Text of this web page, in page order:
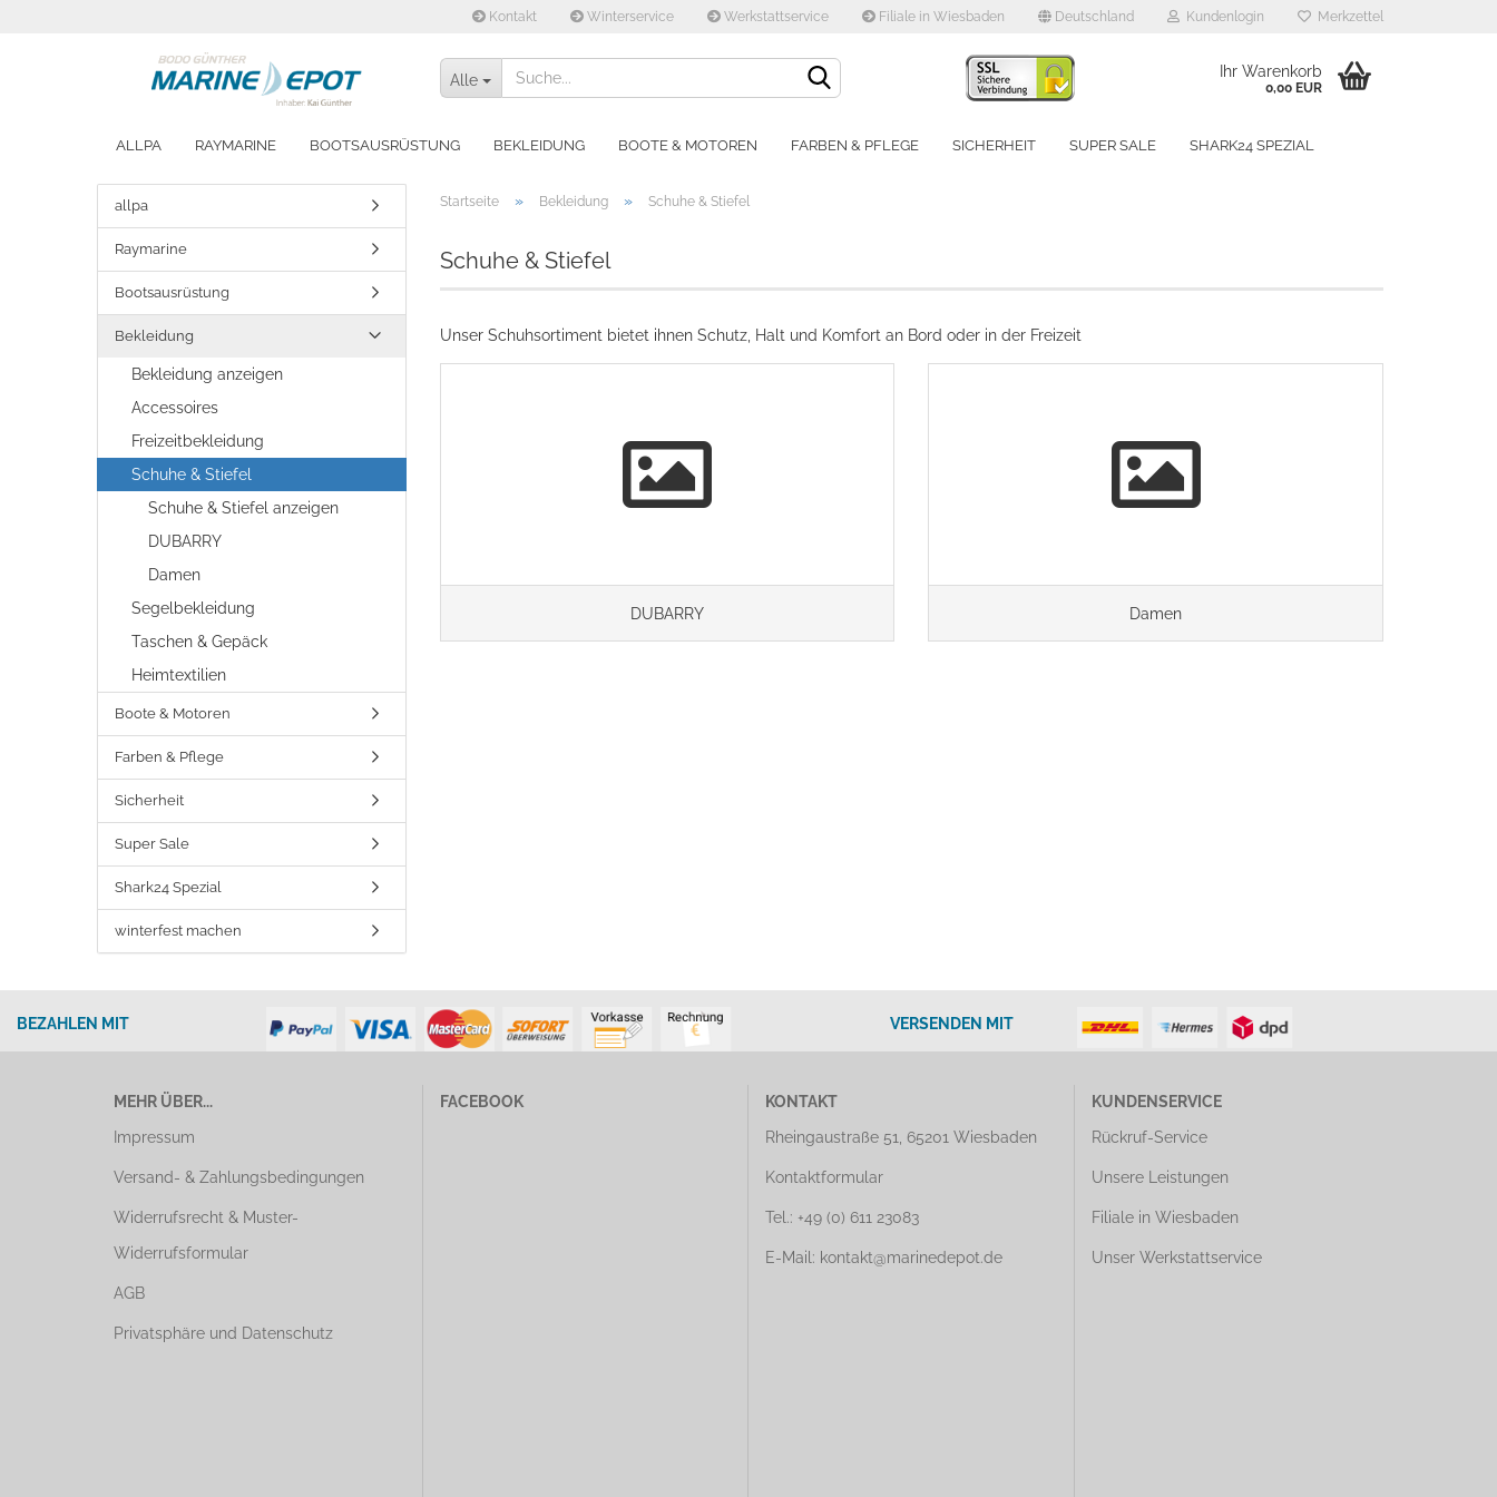
Kontakt Winterservice Werkstattservice Filiale in Wiesbaden Deutschland
Lieferland
Kundenlogin
Konto erstellen
Passwort vergessen?
Merkzettel
Alle Ihr Warenkorb
0,00 EUR
ALLPA RAYMARINE BOOTSAUSRÜSTUNG BEKLEIDUNG BOOTE & MOTOREN FARBEN & PFLEGE SICHERHEIT SUPER SALE SHARK24 SPEZIAL
WINTERFEST MACHEN
Startseite » Bekleidung » Schuhe & Stiefel
Schuhe & Stiefel
Unser Schuhsortiment bietet ihnen Schutz, Halt und Komfort an Bord oder in der Freizeit
DUBARRY Damen
allpa
Raymarine
Bootsausrüstung
Bekleidung
Bekleidung anzeigen
Accessoires
Freizeitbekleidung
Schuhe & Stiefel
Schuhe & Stiefel anzeigen
DUBARRY
Damen
Segelbekleidung
Taschen & Gepäck
Heimtextilien
Boote & Motoren
Farben & Pflege
Sicherheit
Super Sale
Shark24 Spezial
winterfest machen
BEZAHLEN MIT VERSENDEN MIT
MEHR ÜBER...
Impressum
Versand- & Zahlungsbedingungen
Widerrufsrecht & Muster-
Widerrufsformular
AGB
Privatsphäre und Datenschutz
FACEBOOK
KONTAKT
Rheingaustraße 51, 65201 Wiesbaden
Kontaktformular
Tel.: +49 (0) 611 23083
E-Mail: kontakt@marinedepot.de
KUNDENSERVICE
Rückruf-Service
Unsere Leistungen
Filiale in Wiesbaden
Unser Werkstattservice